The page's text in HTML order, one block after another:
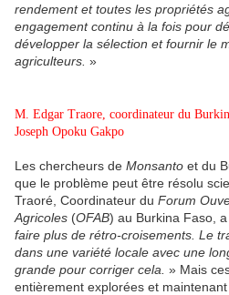
rendement et toutes les propriétés
engagement continu à la fois pour
développer la sélection et fournir le
agriculteurs. »
M. Edgar Traore, coordinateur du
Joseph Opoku Gakpo
Les chercheurs de Monsanto et du
que le problème peut être résolu
Traoré, Coordinateur du Forum
Agricoles (OFAB) au Burkina Faso,
faire plus de rétro-croisements. Le
dans une variété locale avec une
grande pour corriger cela. » Mais
entièrement explorées et